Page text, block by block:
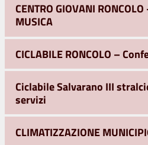
CENTRO GIOVANI
MUSICA
CICLABILE RONCOLO –
Ciclabile Salvarano III
servizi
CLIMATIZZAZIONE